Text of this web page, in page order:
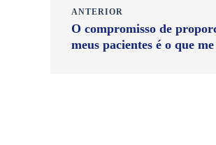
ANTERIOR
O compromisso de
meus pacientes é o que